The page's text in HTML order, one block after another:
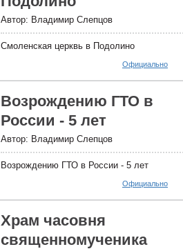
Автор: Владимир Слепцов
Смоленская церквь в Подолино
Официально
Возрождению ГТО в
России - 5 лет
Автор: Владимир Слепцов
Возрождению ГТО в России - 5 лет
Официально
Храм часовня
священномученика